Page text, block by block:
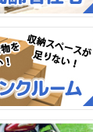
って暮らしをも
、快適に。
アルテプラド：
家のように。